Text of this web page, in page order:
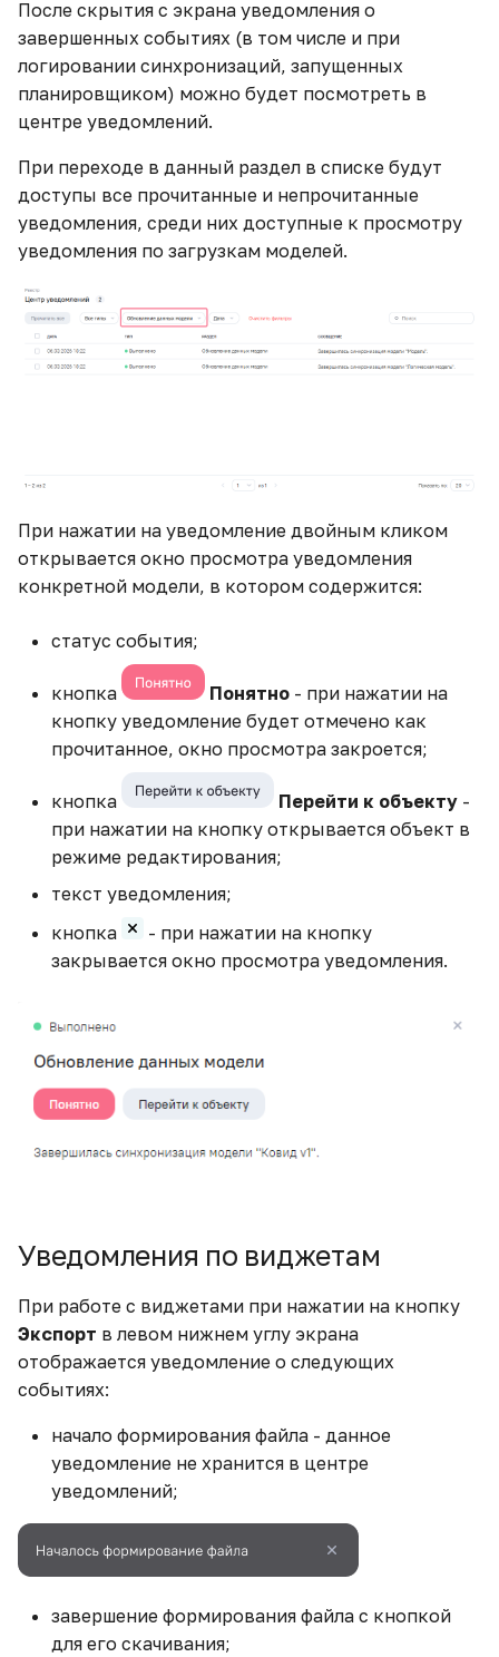
Построение виджета
"Карта"
Примеры использования
переменных
Пример использования
ETL-блока "Декоратор"
агрегатов на разных
уровнях группировки
Jupyter Notebook
Работа с web-сервисами
Расчетные агрегаты и
Соединение таблиц
факта и плана с разными
Создание виджета
Воронки
Создание рассылок
кастомной стилизацией
Транспонирование
таблицы
Что такое LOD-
практическое
применение
Экспорт данных в Google
После скрытия с экрана уведомления о
завершенных событиях (в том числе и при
логировании синхронизаций, запущенных
планировщиком) можно будет посмотреть в
центре уведомлений.
При переходе в данный раздел в списке будут
доступы все прочитанные и непрочитанные
уведомления, среди них доступные к просмотру
уведомления по загрузкам моделей.
При нажатии на уведомление двойным кликом
открывается окно просмотра уведомления
конкретной модели, в котором содержится:
статус события;
кнопка Понятно - при нажатии на
кнопку уведомление будет отмечено как
прочитанное, окно просмотра закроется;
кнопка Перейти к объекту -
при нажатии на кнопку открывается объект в
режиме редактирования;
текст уведомления;
кнопка
- при нажатии на кнопку
закрывается окно просмотра уведомления.
Уведомления по виджетам
При работе с виджетами при нажатии на кнопку
Экспорт в левом нижнем углу экрана
отображается уведомление о следующих
событиях:
начало формирования файла - данное
уведомление не хранится в центре
уведомлений;
завершение формирования файла с кнопкой
для его скачивания;